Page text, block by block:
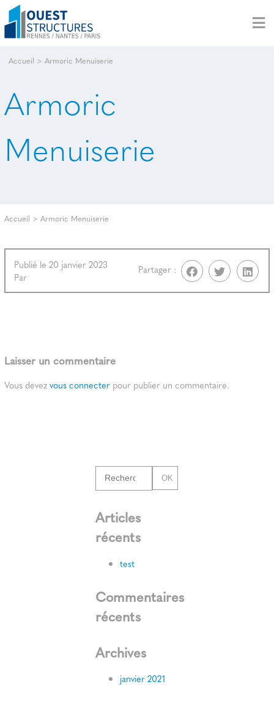
Accueil > Armoric Menuiserie
Armoric
Menuiserie
Accueil > Armoric Menuiserie
Publié le 20 janvier 2023
Par
Partager :
Laisser un commentaire
Vous devezvous connecter pour publier un commentaire.
OK
Articles
récents
test
Commentaires
récents
Archives
janvier 2021